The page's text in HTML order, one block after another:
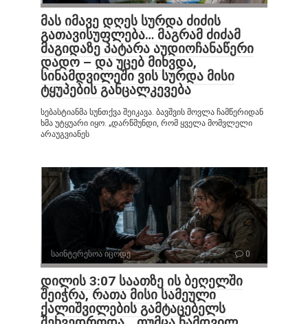
მას იმავე დღეს სურდა ძიძის
გათავისუფლება… მაგრამ ძიძამ
მაგიდაზე პატარა აუდიოჩანაწერი
დადო – და უცებ მიხვდა,
სინამდვილეში ვის სურდა მისი
ტყუპების განცალკევება
სებასტიანმა სუნთქვა შეიკავა. ბავშვის მოვლა ჩამწერიდან
ხმა უტყუარი იყო. „დარწმუნდი, რომ ყველა მომვლელი
არაუგვიანეს
საინტერესოა იცოდე 0
დილის 3:07 საათზე ის ბეღელში
შეიჭრა, რათა მისი სამეული
ქალიშვილების გამტაცებელს